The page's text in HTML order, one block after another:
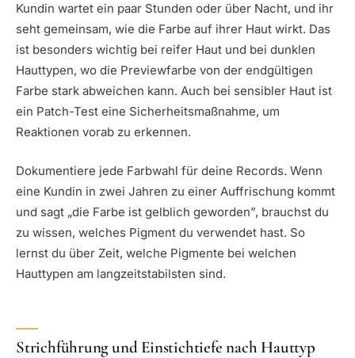
Kundin wartet ein paar Stunden oder über Nacht, und ihr
seht gemeinsam, wie die Farbe auf ihrer Haut wirkt. Das
ist besonders wichtig bei reifer Haut und bei dunklen
Hauttypen, wo die Previewfarbe von der endgültigen
Farbe stark abweichen kann. Auch bei sensibler Haut ist
ein Patch-Test eine Sicherheitsmaßnahme, um
Reaktionen vorab zu erkennen.
Dokumentiere jede Farbwahl für deine Records. Wenn
eine Kundin in zwei Jahren zu einer Auffrischung kommt
und sagt „die Farbe ist gelblich geworden”, brauchst du
zu wissen, welches Pigment du verwendet hast. So
lernst du über Zeit, welche Pigmente bei welchen
Hauttypen am langzeitstabilsten sind.
Strichführung und Einstichtiefe nach Hauttyp